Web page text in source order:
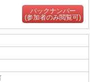
バックナンバー
(参加者のみ閲覧可)